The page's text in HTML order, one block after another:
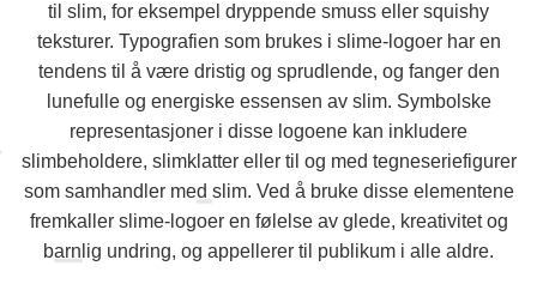
til slim, for eksempel dryppende smuss eller squishy
teksturer. Typografien som brukes i slime-logoer har en
tendens til å være dristig og sprudlende, og fanger den
lunefulle og energiske essensen av slim. Symbolske
representasjoner i disse logoene kan inkludere
slimbeholdere, slimklatter eller til og med tegneseriefigurer
som samhandler med slim. Ved å bruke disse elementene
fremkaller slime-logoer en følelse av glede, kreativitet og
barnlig undring, og appellerer til publikum i alle aldre.